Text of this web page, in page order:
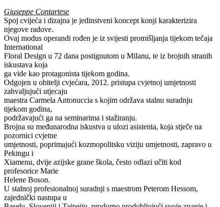
Giuseppe Contartese
Spoj cvijeća i dizajna je jedinstveni koncept konji karakterizira
njegove radove.
Ovaj modus operandi rođen je iz svijesti promišljanja tijekom tečaja
International
Floral Design u 72 dana postignutom u Milanu, te iz brojnih stranih
iskustava koja
ga vide kao protagonista tijekom godina.
Odgojen u obitelji cvjećara, 2012. pristupa cvjetnoj umjetnosti
zahvaljujući utjecaju
maestra Carmela Antonuccia s kojim održava stalnu suradnju
tijekom godina,
podržavajući ga na seminarima i stažiranju.
Brojna su međunarodna iskustva u ulozi asistenta, koja stječe na
pozornici cvjetne
umjetnosti, poprimajući kozmopolitsku viziju umjetnosti, zapravo u
Pekingu i
Xiamenu, dvije azijske grane škola, često odlazi učiti kod
profesorice Marie
Helene Boson.
U stalnoj profesionalnoj suradnji s maestrom Peterom Hessom,
zajednički nastupa u